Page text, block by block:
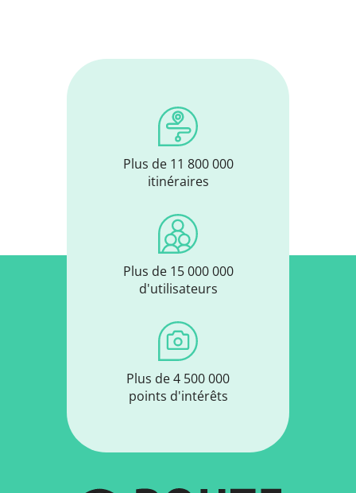
Plus de 11 800 000
itinéraires
Plus de 15 000 000
d'utilisateurs
Plus de 4 500 000
points d'intérêts